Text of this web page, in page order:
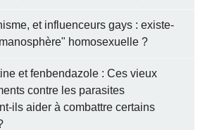
et influenceurs gays : existe-
homosexuelle ?
et fenbendazole : Ces vieux
contre les parasites
ils aider à combattre certains